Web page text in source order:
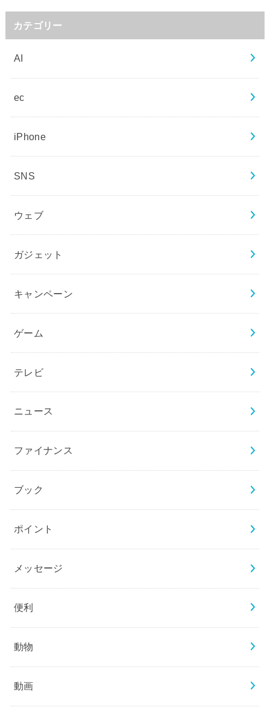
カテゴリー
AI
ec
iPhone
SNS
ウェブ
ガジェット
キャンペーン
ゲーム
テレビ
ニュース
ファイナンス
ブック
ポイント
メッセージ
便利
動物
動画